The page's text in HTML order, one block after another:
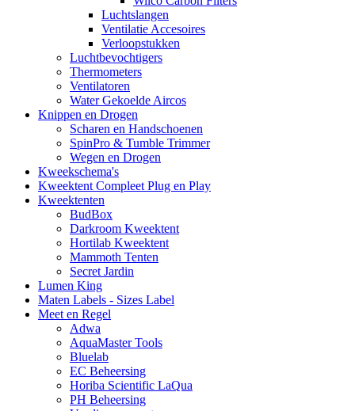
Luchtslangen
Ventilatie Accesoires
Verloopstukken
Luchtbevochtigers
Thermometers
Ventilatoren
Water Gekoelde Aircos
Knippen en Drogen
Scharen en Handschoenen
SpinPro & Tumble Trimmer
Wegen en Drogen
Kweekschema's
Kweektent Compleet Plug en Play
Kweektenten
BudBox
Darkroom Kweektent
Hortilab Kweektent
Mammoth Tenten
Secret Jardin
Lumen King
Maten Labels - Sizes Label
Meet en Regel
Adwa
AquaMaster Tools
Bluelab
EC Beheersing
Horiba Scientific LaQua
PH Beheersing